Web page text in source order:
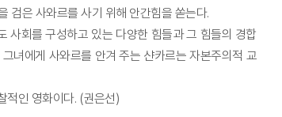
검은 사와르를 사기 위해 안간힘을 쏟는다.
사회를 구성하고 있는 다양한 힘들과 그 힘들의 경합
녀에게 사와르를 안겨 주는 샨카르는 자본주의적 교
적인 영화이다. (권은선)